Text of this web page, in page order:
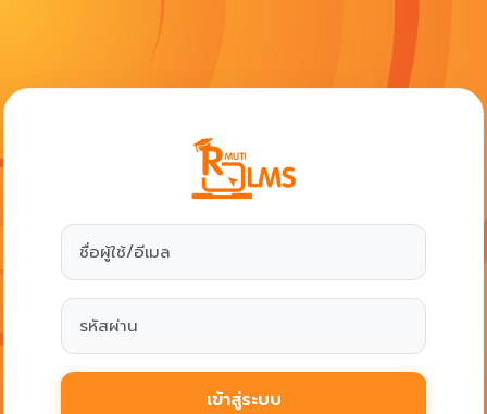
เข้าใช้บริการใน
ชื่อผู้ใช้/อีเมล
รหัสผ่าน
เข้าสู่ระบบ